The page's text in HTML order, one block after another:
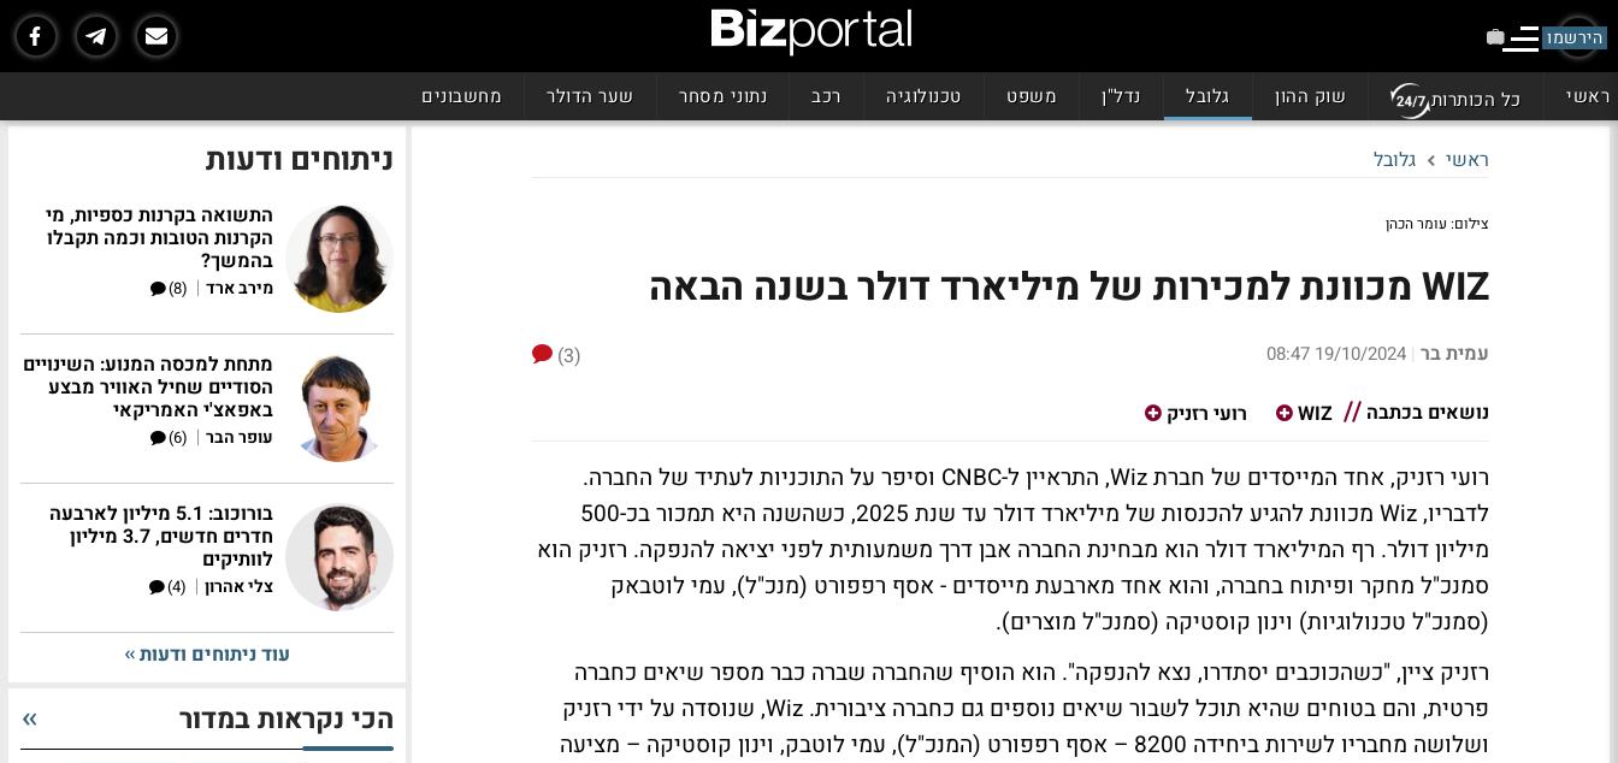
הירשמו
ראשי כל הכותרות שוק ההון גלובל נדל"ן משפט טכנולוגיה רכב נתוני מסחר שער הדולר מחשבונים
ראשי גלובל
צילום: עומר הכהן
WIZ מכוונת למכירות של מיליארד דולר בשנה הבאה
עמית בר |
19/10/2024 08:47
(3)
נושאים בכתבה
WIZ רועי רזניק
רועי רזניק, אחד המייסדים של חברת Wiz, התראיין ל-CNBC וסיפר על התוכניות לעתיד של החברה.
לדבריו, Wiz מכוונת להגיע להכנסות של מיליארד דולר עד שנת 2025, כשהשנה היא תמכור בכ-500
מיליון דולר. רף המיליארד דולר הוא מבחינת החברה אבן דרך משמעותית לפני יציאה להנפקה. רזניק הוא
סמנכ"ל מחקר ופיתוח בחברה, והוא אחד מארבעת מייסדים - אסף רפפורט (מנכ"ל), עמי לוטבאק
(סמנכ"ל טכנולוגיות) וינון קוסטיקה (סמנכ"ל מוצרים).
רזניק ציין, "כשהכוכבים יסתדרו, נצא להנפקה". הוא הוסיף שהחברה שברה כבר מספר שיאים כחברה
פרטית, והם בטוחים שהיא תוכל לשבור שיאים נוספים גם כחברה ציבורית. Wiz, שנוסדה על ידי רזניק
ושלושה מחבריו לשירות ביחידה 8200 – אסף רפפורט (המנכ"ל), עמי לוטבק, וינון קוסטיקה – מציעה
ניתוחים ודעות
התשואה בקרנות כספיות, מי
הקרנות הטובות וכמה תקבלו
בהמשך?
מירב ארד |
(8)
מתחת למכסה המנוע: השינויים
הסודיים שחיל האוויר מבצע
באפאצ'י האמריקאי
עופר הבר |
(6)
בורוכוב: 5.1 מיליון לארבעה
חדרים חדשים, 3.7 מיליון
לוותיקים
צלי אהרון |
(4)
עוד ניתוחים ודעות
הכי נקראות במדור